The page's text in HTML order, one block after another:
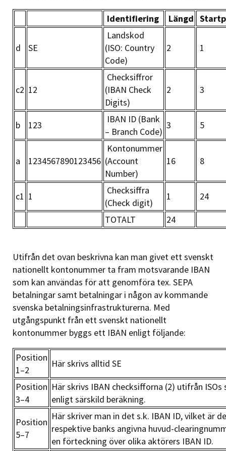
Identifiering Längd
d SE
Landskod
(ISO: Country
Code)
2 1
c2 12
Checksiffror
(IBAN Check
Digits)
2 3
b 123
IBAN ID (Bank
– Branch Code)
3 5
a 1234567890123456
Kontonummer
(Account
Number)
16 8
c1 1
Checksiffra
(Check digit)
1
24
TOTALT
24
Utifrån det ovan beskrivna kan man givet ett svenskt
nationellt kontonummer ta fram motsvarande IBAN
som kan användas för att genomföra tex. SEPA
betalningar samt betalningar i någon av kommande
svenska betalningsinfrastrukturerna. Med
utgångspunkt från ett svenskt nationellt
kontonummer byggs ett IBAN enligt följande:
Position
1–2
Här skrivs alltid SE
Position
3–4
Här skrivs IBAN checksifforna (2) utifrån
enligt särskild beräkning.
Position
5–7
Här skriver man in det s.k. IBAN ID, vilket är
respektive banks angivna huvud-
en förteckning över olika aktörers IBAN ID.